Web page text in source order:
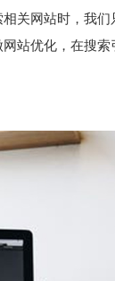
关网站时，我
站优化，在搜